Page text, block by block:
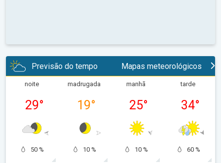
Previsão do tempo Mapas meteorológicos
noite
29°
50 %
madrugada
19°
10 %
manhã
25°
10 %
tarde
34°
60 %